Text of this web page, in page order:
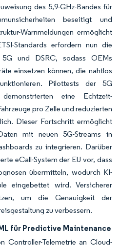
des 5,9-GHz-Bandes für
beseitigt und
Warnmeldungen ermöglicht
Standards erfordern nun die
5G und DSRC, sodass OEMs
einsetzen können, die nahtlos
Pilottests der 5G
eine Echtzeit-
pro Zelle und reduzierten
Dieser Fortschritt ermöglicht
mit neuen 5G-Streams in
zu integrieren. Darüber
eCall-System der EU vor, dass
übermitteln, wodurch KI-
eingebettet wird. Versicherer
um die Genauigkeit der
zu verbessern.
für Predictive Maintenance
Controller-Telemetrie an Cloud-